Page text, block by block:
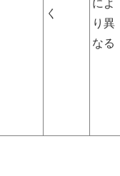
く
によ
り異
なる